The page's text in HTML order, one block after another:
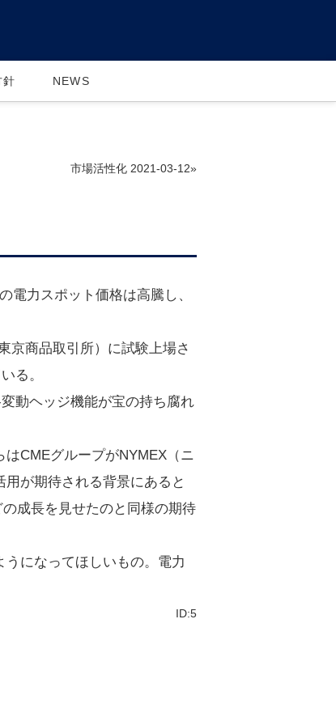
針 NEWS
市場活性化 2021-03-12»
電力スポット価格は高騰し、
京商品取引所）に試験上場さ
る。
動ヘッジ機能が宝の持ち腐れ
CMEグループがNYMEX（ニ
が期待される背景にあると
成長を見せたのと同様の期待
になってほしいもの。電力
ID:5